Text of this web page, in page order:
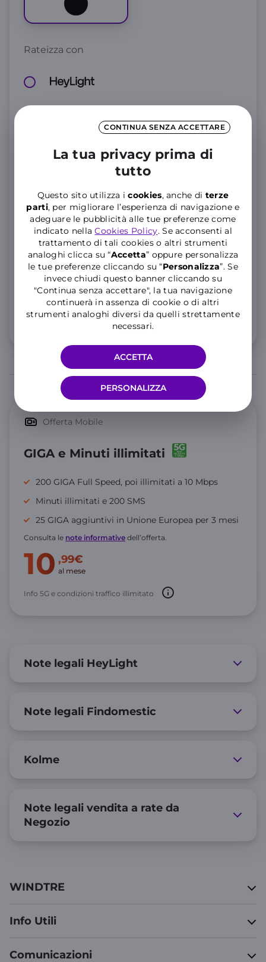
CONTINUA SENZA ACCETTARE
La tua privacy prima di
tutto
Questo sito utilizza icookies, anche di terze
parti, per migliorare l’esperienza di navigazione e
adeguare le pubblicità alle tue preferenze come
indicato nellaCookies Policy. Se acconsenti al
trattamento di tali cookies o altri strumenti
analoghi clicca su “Accetta” oppure personalizza
le tue preferenze cliccando su “Personalizza”. Se
invece chiudi questo banner cliccando su
"Continua senza accettare", la tua navigazione
continuerà in assenza di cookie o di altri
strumenti analoghi diversi da quelli strettamente
necessari.
PERSONALIZZA
ACCETTA
Rateizza con
Numero di rate
30 rate
24 rate
+5,99€
al mese
GIGA e Minuti illimitati
Offerta Mobile
200 GIGA Full Speed, poi illimitati a 10 Mbps
Minuti illimitati e 200 SMS
25 GIGA aggiuntivi in Unione Europea per 3 mesi
Consulta le note informative dell’offerta.
10 ,99€
al mese
Info 5G e condizioni traffico illimitato
Note legali HeyLight
Note legali Findomestic
Kolme
Note legali vendita a rate da
Negozio
WINDTRE
Info Utili
Comunicazioni